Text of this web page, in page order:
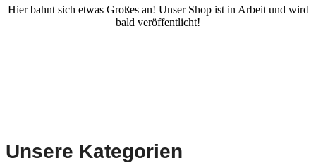
Hier bahnt sich etwas Großes an! Unser Shop ist in Arbeit und wird
bald veröffentlicht!
Unsere Kategorien